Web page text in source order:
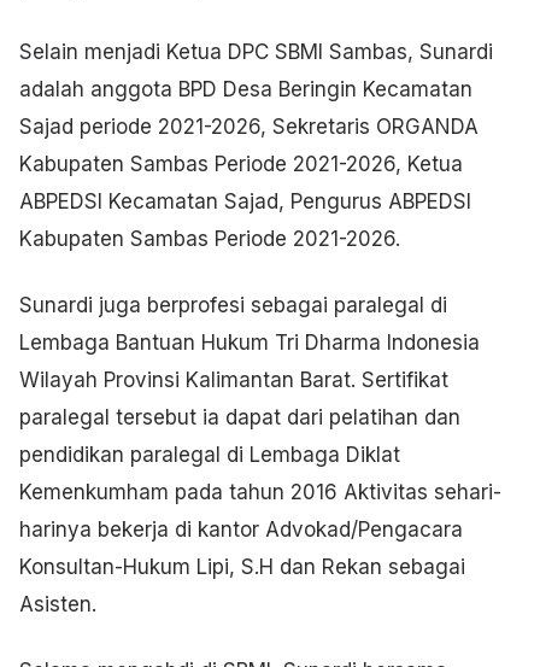
Selain menjadi Ketua DPC SBMI Sambas, Sunardi
adalah anggota BPD Desa Beringin Kecamatan
Sajad periode 2021-2026, Sekretaris ORGANDA
Kabupaten Sambas Periode 2021-2026, Ketua
ABPEDSI Kecamatan Sajad, Pengurus ABPEDSI
Kabupaten Sambas Periode 2021-2026.
Sunardi juga berprofesi sebagai paralegal di
Lembaga Bantuan Hukum Tri Dharma Indonesia
Wilayah Provinsi Kalimantan Barat. Sertifikat
paralegal tersebut ia dapat dari pelatihan dan
pendidikan paralegal di Lembaga Diklat
Kemenkumham pada tahun 2016 Aktivitas sehari-
harinya bekerja di kantor Advokad/Pengacara
Konsultan-Hukum Lipi, S.H dan Rekan sebagai
Asisten.